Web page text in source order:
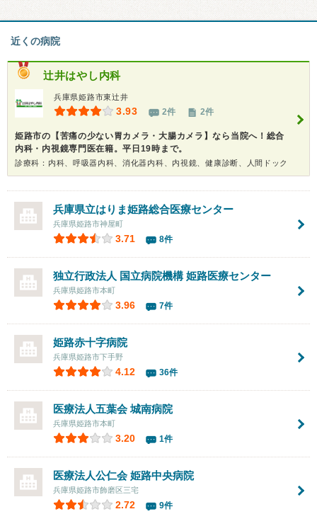
近くの病院
辻井はやし内科
兵庫県姫路市東辻井
3.93 2件 2件
姫路市の【苦痛の少ない胃カメラ・大腸カメラ】なら当院へ！総合
内科・内視鏡専門医在籍。平日19時まで。
診療科：内科、呼吸器内科、消化器内科、内視鏡、健康診断、人間ドック
兵庫県立はりま姫路総合医療センター
兵庫県姫路市神屋町
3.71 8件
独立行政法人 国立病院機構姫路医療センター
兵庫県姫路市本町
3.96 7件
姫路赤十字病院
兵庫県姫路市下手野
4.12 36件
医療法人五葉会 城南病院
兵庫県姫路市本町
3.20 1件
医療法人公仁会 姫路中央病院
兵庫県姫路市飾磨区三宅
2.72 9件